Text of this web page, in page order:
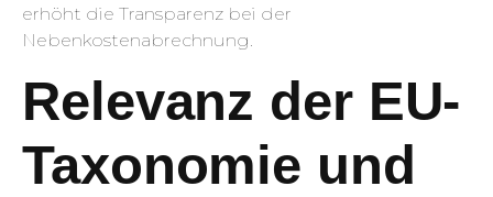
erhöht die Transparenz bei der
Nebenkostenabrechnung.
Relevanz der EU-
Taxonomie und